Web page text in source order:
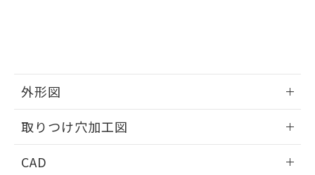
外形図
取りつけ穴加工図
CAD
および当社の共同利用者が、当社の製
※当社の共同利用者とは、
の共同利用に関して"
の「1.共同利
とができます。
EU RoHS指令（10物質）の非含有証明書